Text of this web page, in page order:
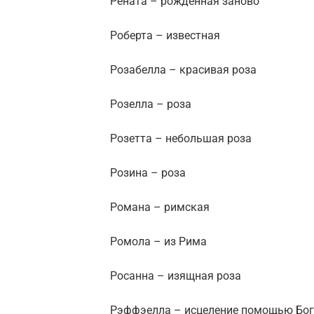
Роберта – известная
Розабелла – красивая роза
Розелла – роза
Розетта – небольшая роза
Розина – роза
Романа – римская
Ромола – из Рима
Росанна – изящная роза
Рэффэелла – исцеление помощью